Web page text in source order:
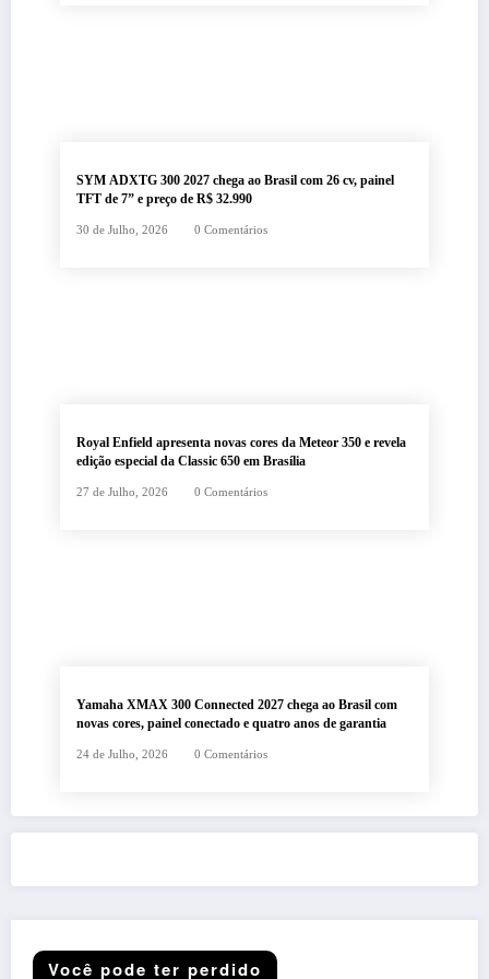
SYM ADXTG 300 2027 chega ao Brasil com 26 cv, painel
TFT de 7” e preço de R$ 32.990
30 de Julho, 2026 0 Comentários
Royal Enfield apresenta novas cores da Meteor 350 e revela
edição especial da Classic 650 em Brasília
27 de Julho, 2026 0 Comentários
Yamaha XMAX 300 Connected 2027 chega ao Brasil com
novas cores, painel conectado e quatro anos de garantia
24 de Julho, 2026 0 Comentários
Você pode ter perdido